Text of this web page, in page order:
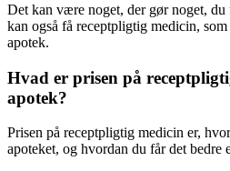
Det kan være noget, der gør noget,
kan også få receptpligtig medicin,
apotek.
Hvad er prisen på
apotek?
Prisen på receptpligtig medicin er,
apoteket, og hvordan du får det bedre